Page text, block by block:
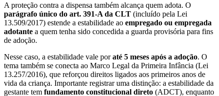
A proteção contra a dispensa também alcança quem adota. O
parágrafo único do art. 391-A da CLT (incluído pela Lei
13.509/2017) estende a estabilidade ao empregado ou empregada
adotante a quem tenha sido concedida a guarda provisória para fins
de adoção.
Nesse caso, a estabilidade vale poraté 5 meses após a adoção. O
tema também se conecta ao Marco Legal da Primeira Infância (Lei
13.257/2016), que reforçou direitos ligados aos primeiros anos de
vida da criança. Importante registrar uma distinção: a estabilidade da
gestante tem fundamento constitucional direto (ADCT), enquanto